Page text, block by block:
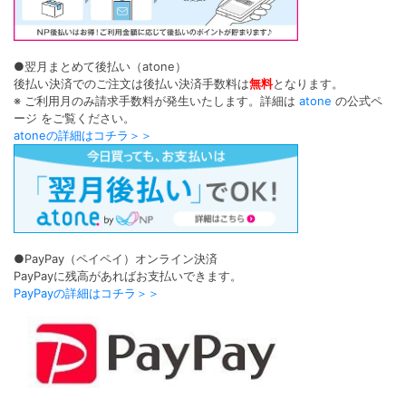
●翌月まとめて後払い（atone）
後払い決済でのご注文は後払い決済手数料は無料となります。
※ ご利用月のみ請求手数料が発生いたします。詳細は atone の公式ペ
ージ をご覧ください。
atoneの詳細はコチラ＞＞
●PayPay（ペイペイ）オンライン決済
PayPayに残高があればお支払いできます。
PayPayの詳細はコチラ＞＞